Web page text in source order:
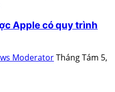
Apple có quy trình
ModeratorTháng Tám 5,